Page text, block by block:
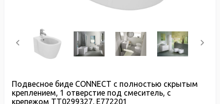
Подвесное биде CONNECT с полностью скрытым
креплением, 1 отверстие под смеситель, с
крепежом TT0299327. E772201